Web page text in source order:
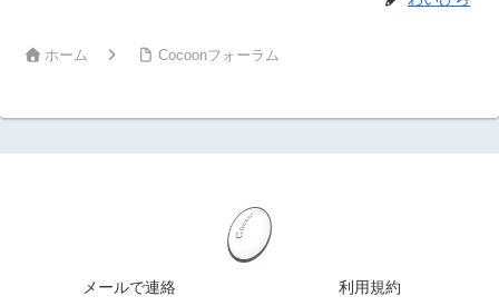
ホーム Cocoonフォーラム
メールで連絡 利用規約